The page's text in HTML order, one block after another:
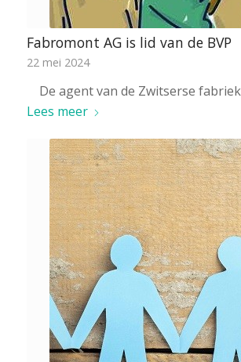
Fabromont AG is lid van de BVP
22 mei 2024
De agent van de Zwitserse
Lees meer